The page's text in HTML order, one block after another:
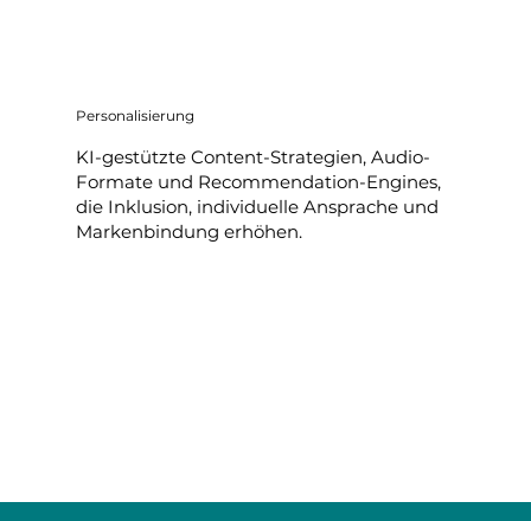
Personalisierung
KI-gestützte Content-Strategien, Audio-
Formate und Recommendation-Engines,
die Inklusion, individuelle Ansprache und
Markenbindung erhöhen.